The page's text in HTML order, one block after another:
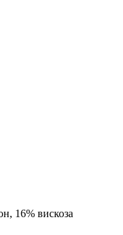
16% вискоза